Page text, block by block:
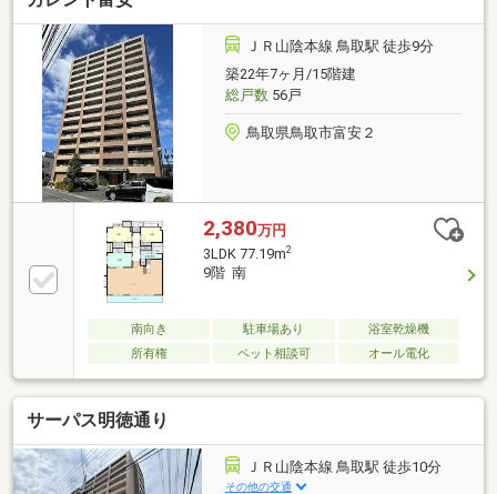
ＪＲ山陰本線 鳥取駅 徒歩9分
築22年7ヶ月/15階建
総戸数56戸
鳥取県鳥取市富安２
2,380万円
3LDK 77.19m2
9階 南
南向き 駐車場あり
浴室乾燥機
所有権
ペット相談可 オール電化
サーパス明徳通り
ＪＲ山陰本線 鳥取駅 徒歩10分
その他の交通